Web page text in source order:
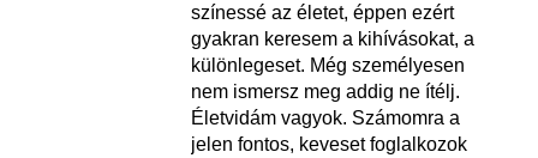
színessé az életet, éppen ezért
gyakran keresem a kihívásokat, a
különlegeset. Még személyesen
nem ismersz meg addig ne ítélj.
Életvidám vagyok. Számomra a
jelen fontos, keveset foglalkozok